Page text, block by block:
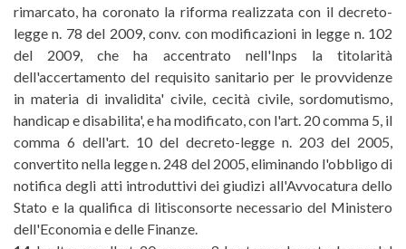
rimarcato, ha coronato la riforma realizzata con il decreto-
legge n. 78 del 2009, conv. con modificazioni in legge n. 102
del 2009, che ha accentrato nell'Inps la titolarità
dell'accertamento del requisito sanitario per le provvidenze
in materia di invalidita' civile, cecità civile, sordomutismo,
handicap e disabilita', e ha modificato, con l'art. 20 comma 5, il
comma 6 dell'art. 10 del decreto-legge n. 203 del 2005,
convertito nella legge n. 248 del 2005, eliminando l'obbligo di
notifica degli atti introduttivi dei giudizi all'Avvocatura dello
Stato e la qualifica di litisconsorte necessario del Ministero
dell'Economia e delle Finanze.